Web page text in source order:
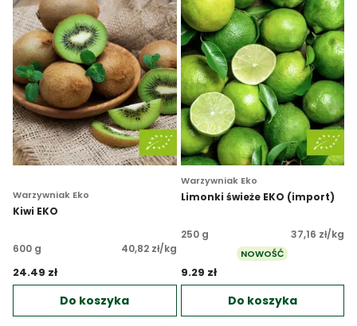
Warzywniak Eko
Kiwi EKO
600 g 40,82 zł/kg
24.49 zł
Do koszyka
Warzywniak Eko
Limonki świeże EKO (import)
250 g 37,16 zł/kg
NOWOŚĆ
9.29 zł
Do koszyka